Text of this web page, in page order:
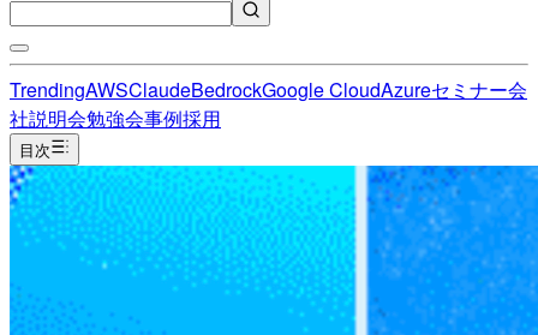
TrendingAWSClaudeBedrockGoogle CloudAzureセミナー会
社説明会勉強会事例採用
目次